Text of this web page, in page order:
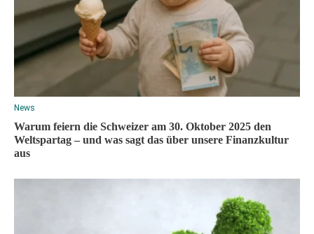
News
Warum feiern die Schweizer am 30. Oktober 2025 den
Weltspartag – und was sagt das über unsere Finanzkultur
aus